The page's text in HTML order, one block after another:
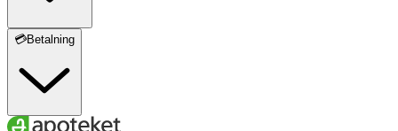
💳Betalning